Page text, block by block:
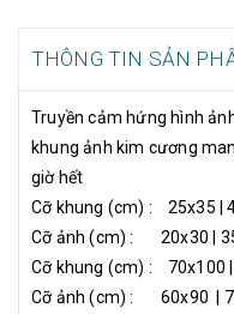
bạn sẽ hoàn toàn hài lòng
THÔNG TIN SẢN
Truyền cảm hứng hình
khung ảnh kim cương
giờ hết
Cỡ khung (cm) : 25x35 |
Cỡ ảnh (cm) : 20x30 |
Cỡ khung (cm) : 70x100
Cỡ ảnh (cm) : 60x90 |